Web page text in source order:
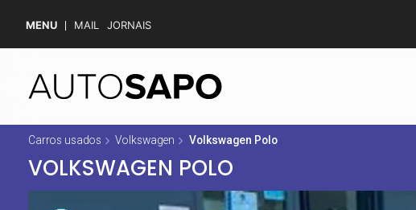
MENU MAIL JORNAIS
Carros usados Volkswagen Volkswagen Polo
VOLKSWAGEN POLO